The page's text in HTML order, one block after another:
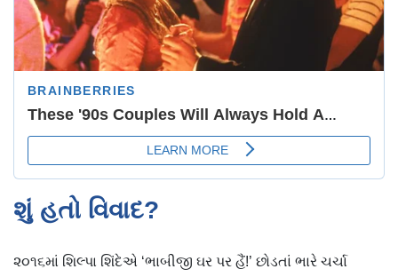
શું હતો વિવાદ?
૨૦૧૬માં શિલ્પા શિંદેએ ‘ભાબીજી ઘર પર હૈં!’ છોડતાં ભારે ચર્ચા